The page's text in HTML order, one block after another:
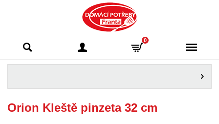
Franta - Příbram
0
Orion Kleště pinzeta 32 cm